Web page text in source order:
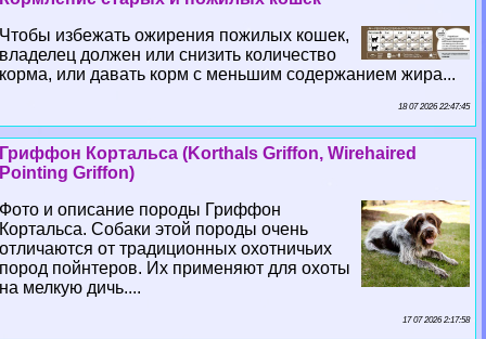
Чтобы избежать ожирения пожилых кошек,
владелец должен или снизить количество
корма, или давать корм с меньшим содержанием жира...
18 07 2026 22:47:45
Гриффон Кортальса (Korthals Griffon, Wirehaired
Pointing Griffon)
Фото и описание породы Гриффон
Кортальса. Собаки этой породы очень
отличаются от традиционных охотничьих
пород пойнтеров. Их применяют для охоты
на мелкую дичь....
17 07 2026 2:17:58